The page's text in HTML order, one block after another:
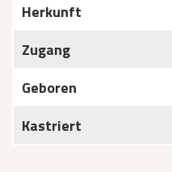
Herkunft
Zugang
Geboren
Kastriert